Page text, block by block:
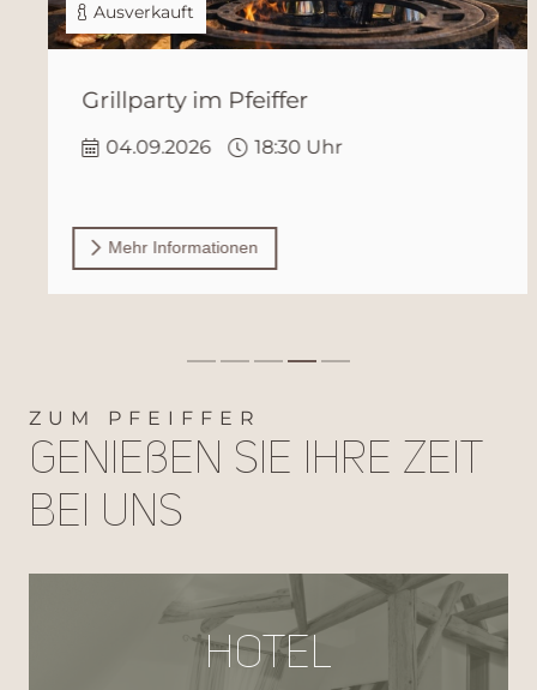
Ausverkauft
Grillparty im Pfeiffer
04.09.2026 18:30 Uhr
Mehr Informationen
ZUM PFEIFFER
Genießen Sie ihre Zeit
bei uns
HOTEL